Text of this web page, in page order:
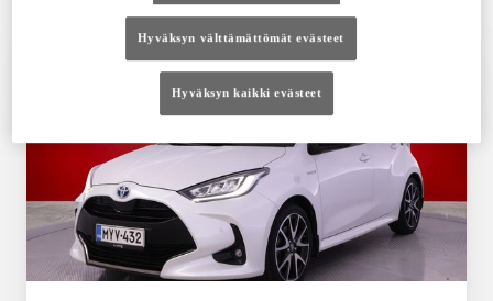
Hyväksyn välttämättömät evästeet
Hyväksyn kaikki evästeet